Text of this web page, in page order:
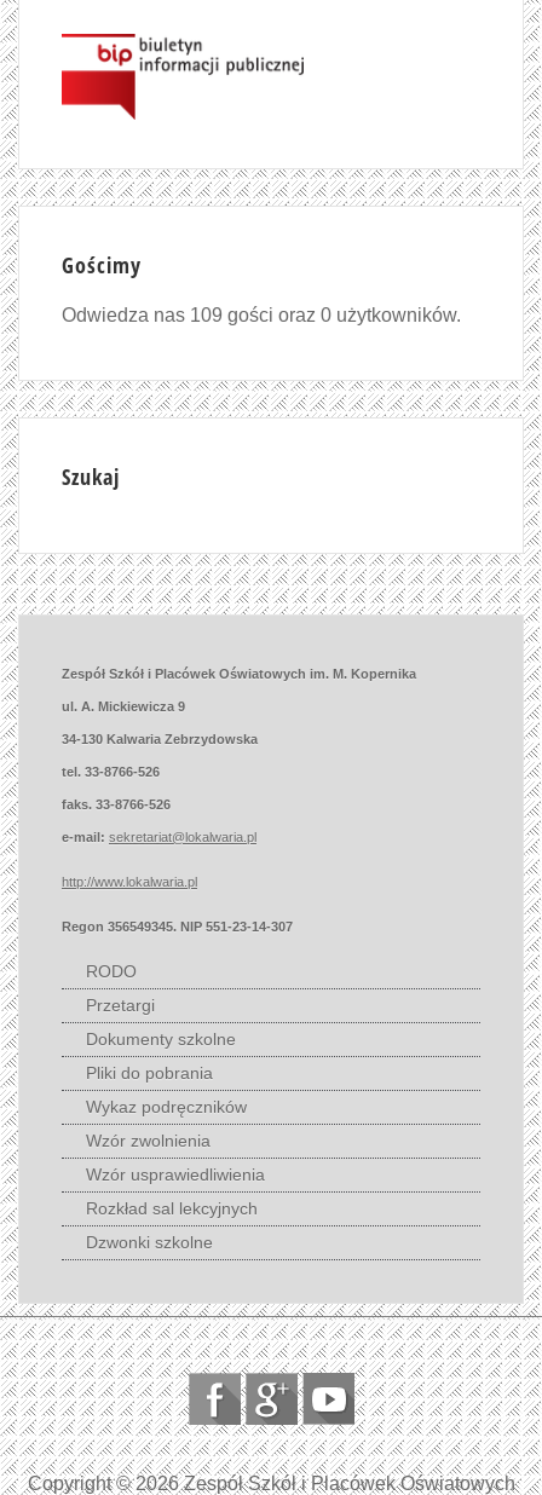
Gościmy
Odwiedza nas 109 gości oraz 0 użytkowników.
Szukaj
Zespół Szkół i Placówek Oświatowych im. M. Kopernika
ul. A. Mickiewicza 9
34-130 Kalwaria Zebrzydowska
tel. 33-8766-526
faks. 33-8766-526
e-mail: sekretariat@lokalwaria.pl
http://www.lokalwaria.pl
Regon 356549345. NIP 551-23-14-307
RODO
Przetargi
Dokumenty szkolne
Pliki do pobrania
Wykaz podręczników
Wzór zwolnienia
Wzór usprawiedliwienia
Rozkład sal lekcyjnych
Dzwonki szkolne
Copyright © 2026 Zespół Szkół i Placówek Oświatowych